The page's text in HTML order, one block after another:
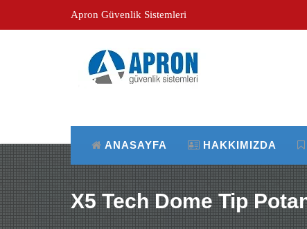
Apron Güvenlik Sistemleri
ANASAYFA HAKKIMIZDA
X5 Tech Dome Tip